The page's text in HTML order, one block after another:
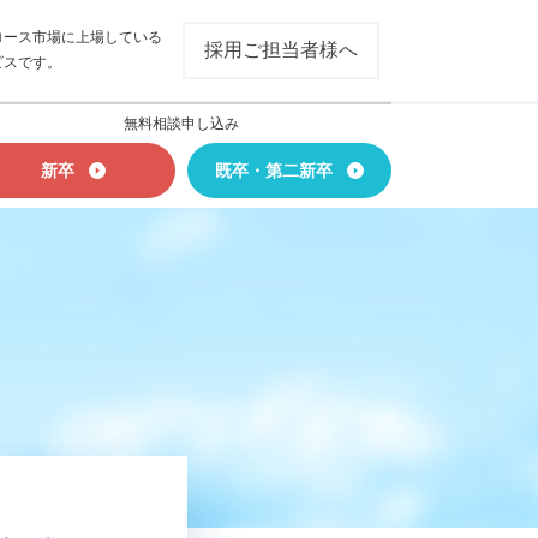
ス市場に上場している
です。
採用ご担当者様へ
無料相談申し込み
新卒 既卒・第二新卒